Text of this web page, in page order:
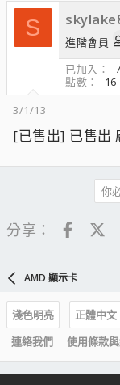
S
進階會員
已加入
點數
16
3/1/13
[已售出] 已售出
你
分享：
AMD 顯示卡
淺色明亮
正體中文
連絡我們
使用條款